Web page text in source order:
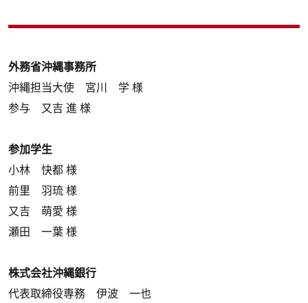
外務省沖縄事務所
沖縄担当大使 宮川 学 様
参与 又吉 進 様
参加学生
小林 快都 様
前里 羽琉 様
又吉 萌愛 様
瀬田 一葉 様
株式会社沖縄銀行
代表取締役専務 伊波 一也